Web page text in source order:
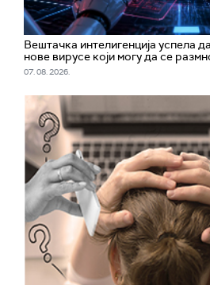
Вештачка интелигенција успела
нове вирусе који могу да се
07. 08. 2026.